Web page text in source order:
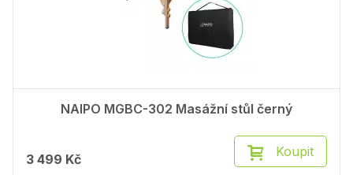
NAIPO MGBC-302 Masážní stůl černý
3 499 Kč Koupit